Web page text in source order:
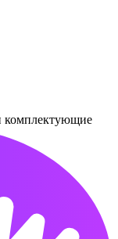
комплектующие